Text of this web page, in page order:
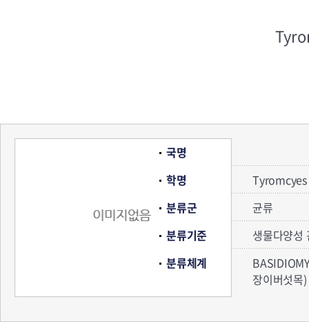
국명
학명
분류군
균류
분류기준
생물다양성
분류체계
장이버섯목